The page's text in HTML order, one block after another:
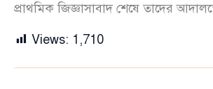
প্রাথমিক জিজ্ঞাসাবাদ শেষে তাদের
Views: 1,710